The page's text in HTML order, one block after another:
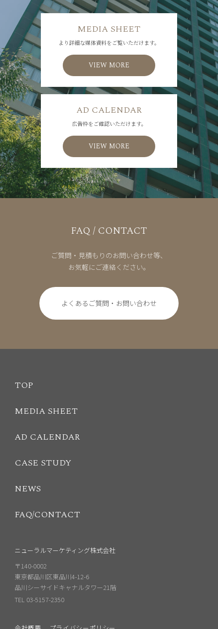
MEDIA SHEET
より詳細な媒体資料をご覧いただけます。
VIEW MORE
AD CALENDAR
広告枠をご確認いただけます。
VIEW MORE
FAQ / CONTACT
ご質問・見積もりのお問い合わせ等、
お気軽にご連絡ください。
よくあるご質問・お問い合わせ
TOP
MEDIA SHEET
AD CALENDAR
CASE STUDY
NEWS
FAQ/CONTACT
ニューラルマーケティング株式会社
〒140-0002
東京都品川区東品川4-12-6
品川シーサイドキャナルタワー21階
TEL 03-5157-2350